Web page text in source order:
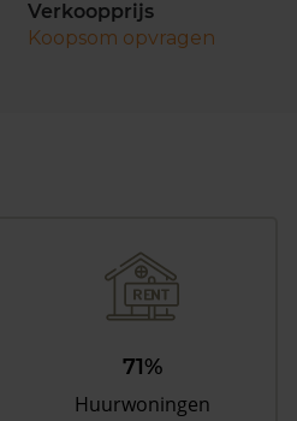
Verkoopprijs
Koopsom opvragen
71%
Huurwoningen